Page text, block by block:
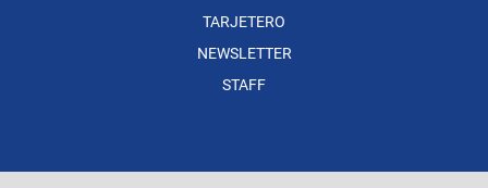
TARJETERO
NEWSLETTER
STAFF